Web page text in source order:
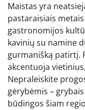
Maistas yra
pastaraisiais
gastronomijos
kavinių su namine
gurmanišką patirtį.
akcentuoja
Nepraleiskite
gėrybėmis –
būdingos šiam